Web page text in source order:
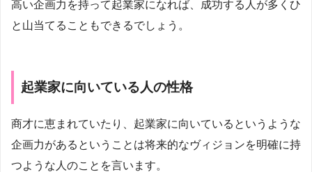
高い企画力を持って起業家になれば、成功する人が多くひ
と山当てることもできるでしょう。
起業家に向いている人の性格
商才に恵まれていたり、起業家に向いているというような
企画力があるということは将来的なヴィジョンを明確に持
つような人のことを言います。